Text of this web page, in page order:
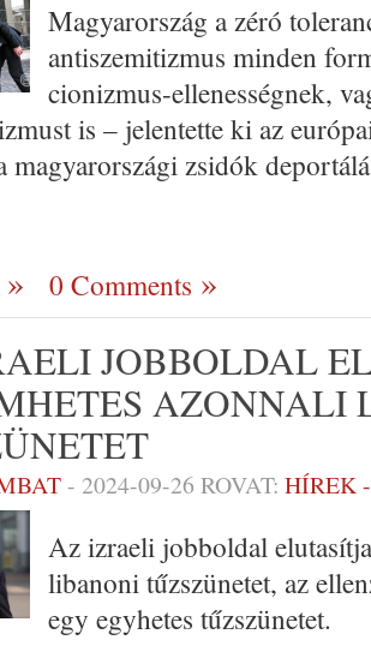
Magyarország a zéró
antiszemitizmus minden
cionizmus-ellenességnek,
is – jelentette ki az
magyarországi zsidók
0 Comments
JOBBOLDAL
AZONNALI
- 2024-09-26 ROVAT: HÍREK
Az izraeli jobboldal
libanoni tűzszünetet, az
egy egyhetes tűzszünetet.